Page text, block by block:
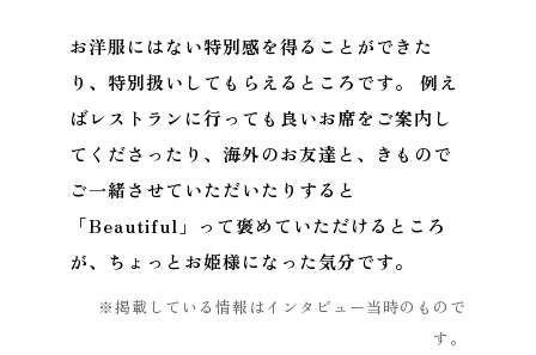
お洋服にはない特別感を得ることができた
り、特別扱いしてもらえるところです。 例え
ばレストランに行っても良いお席をご案内し
てくださったり、海外のお友達と、きもので
ご一緒させていただいたりすると
「Beautiful」って褒めていただけるところ
が、ちょっとお姫様になった気分です。
※掲載している情報はインタビュー当時のもので
す。